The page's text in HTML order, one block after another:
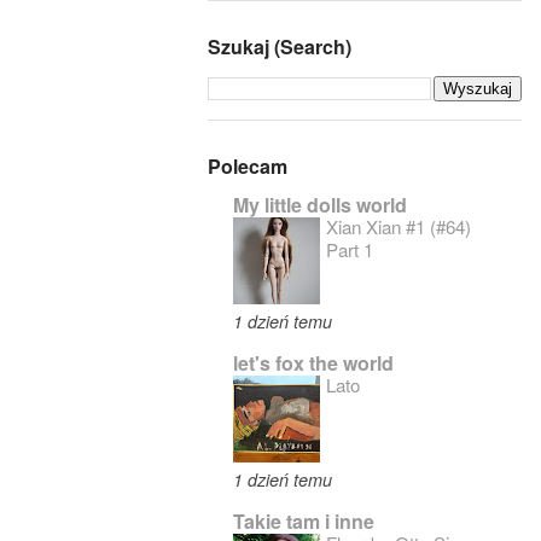
Szukaj (Search)
Polecam
My little dolls world
Xian Xian #1 (#64)
Part 1
1 dzień temu
let's fox the world
Lato
1 dzień temu
Takie tam i inne